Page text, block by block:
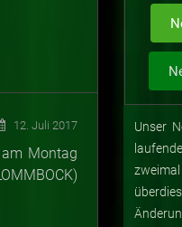
12. Juli 2017
am Montag
Unser